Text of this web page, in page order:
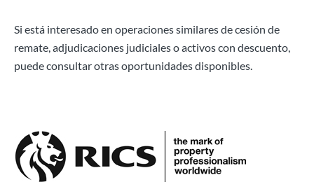
Si está interesado en operaciones similares de cesión de
remate, adjudicaciones judiciales o activos con descuento,
puede consultar otras oportunidades disponibles.